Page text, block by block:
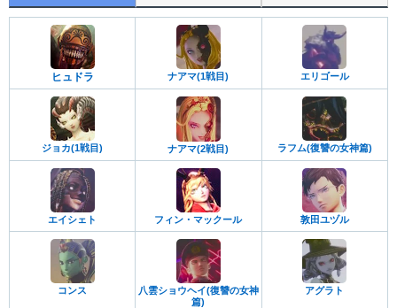
ヒュドラ ナアマ(1戦目) エリゴール
ジョカ(1戦目) ナアマ(2戦目) ラフム(復讐の女神篇)
エイシェト フィン・マックール 敦田ユヅル
コンス
八雲ショウヘイ(復讐の女神
篇)
アグラト